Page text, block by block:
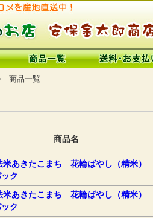
品一覧
商品名
米あきたこまち 花輪ばやし（精米）
ク
米あきたこまち 花輪ばやし（精米）
ク